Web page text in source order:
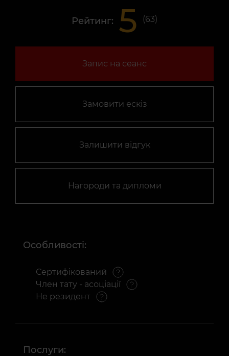
Рейтинг: 5 (63)
Запис на сеанс
Замовити ескіз
Залишити відгук
Нагороди та дипломи
Особливості:
Сертифікований
Член тату - асоціації
Не резидент
Послуги: